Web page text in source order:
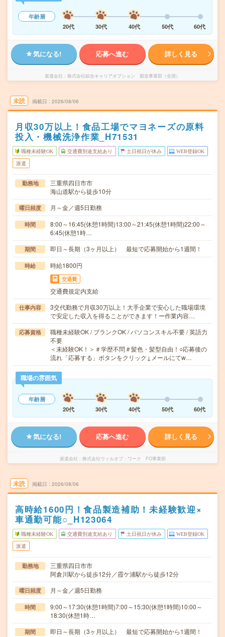
年齢層
20代
30代 40代 50代 60代
気になる! 応募へ進む 詳しく見る
派遣会社 株式会社綜合キャリアオプション 製造事業部（全国）
未読 掲載日 2026/08/06
月収30万以上！食品工場でマヨネーズの原料
投入・機械洗浄作業_H71531
職種未経験OK 交通費別途支給あり 土日祝日が休み WEB登録OK
派遣
勤務地
三重県四日市市
海山道駅から徒歩10分
曜日頻度 月～金／週5日勤務
時間
8:00～16:45(休憩1時間)13:00～21:45(休憩1時間)22:00～
6:45(休憩1時…
期間 即日～長期（3ヶ月以上） 最短で応募開始から1週間！
時給 時給1800円
交通費
交通費規定内支給
仕事内容
3交代勤務で月収30万以上！大手企業で安心した職場環境
で安定した収入を得ることができます！ー作業内容…
応募資格
職種未経験OK / ブランクOK / パソコンスキル不要 / 英語力
不要
＜未経験OK！＞＃学歴不問＃髪色・髪型自由！○応募後の
流れ「応募する」ボタンをクリック↓メールにてw…
職場の雰囲気
年齢層
20代
30代 40代 50代 60代
気になる! 応募へ進む 詳しく見る
派遣会社 株式会社ウィルオブ・ワーク FO事業部
未読 掲載日 2026/08/06
高時給1600円！食品製造補助！未経験歓迎×
車通勤可能○_H123064
職種未経験OK 交通費別途支給あり 土日祝日が休み WEB登録OK
派遣
勤務地
三重県四日市市
阿倉川駅から徒歩12分／霞ケ浦駅から徒歩12分
曜日頻度 月～金／週5日勤務
時間
9:00～17:30(休憩1時間)7:00～15:30(休憩1時間)10:00～
18:30(休憩1時…
期間 即日～長期（3ヶ月以上） 最短で応募開始から1週間！